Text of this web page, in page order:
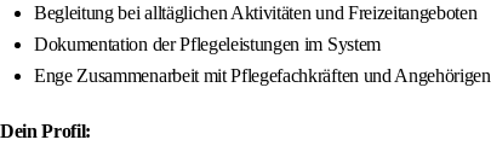
Begleitung bei alltäglichen Aktivitäten und Freizeitangeboten
Dokumentation der Pflegeleistungen im System
Enge Zusammenarbeit mit Pflegefachkräften und Angehörigen
Dein Profil: